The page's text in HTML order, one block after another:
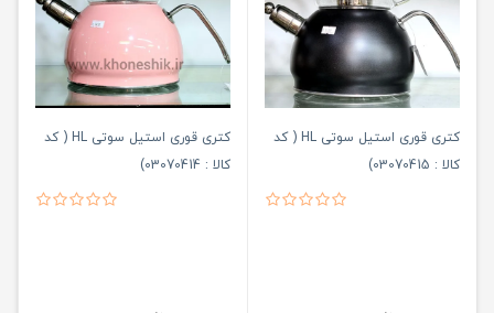
کتری قوری استیل سوتی HL ( کد
کالا : 03070415)
کتری قوری استیل سوتی HL ( کد
کالا : 03070414)